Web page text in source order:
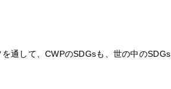
通して、CWPのSDGsも、世の中のSDGs